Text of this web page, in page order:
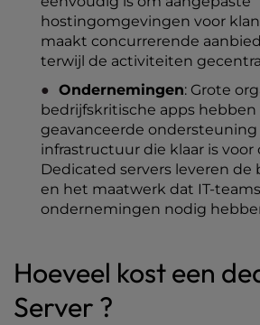
hostingomgevingen voor
maakt concurrerende
terwijl de activiteiten
Ondernemingen: Grote
bedrijfskritische apps
geavanceerde ondersteuning
infrastructuur die klaar is
Dedicated servers leveren
en het maatwerk dat IT-
ondernemingen nodig
Hoeveel kost een
Server ?